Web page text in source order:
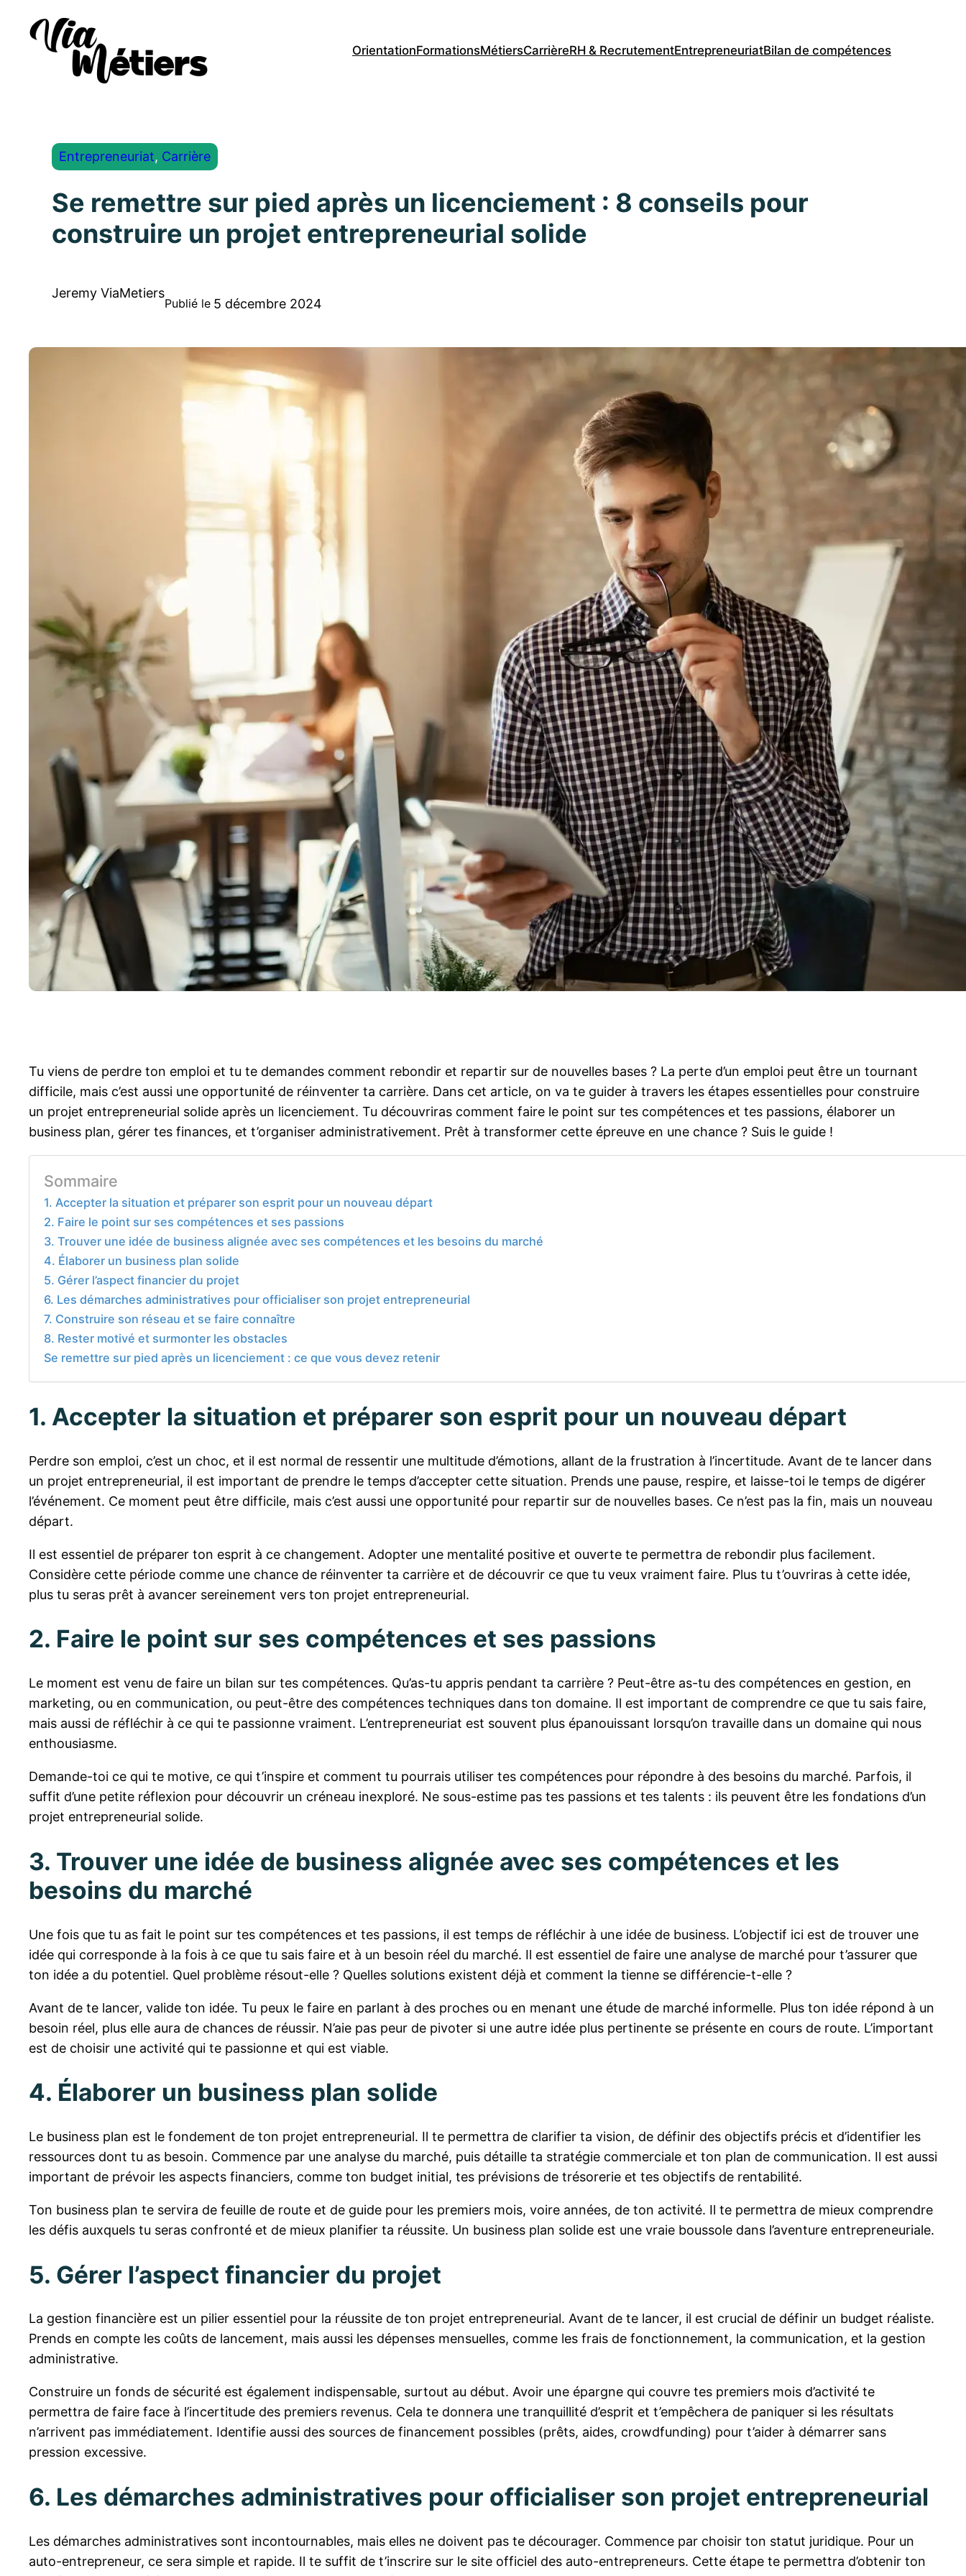
OrientationFormationsMétiersCarrièreRH & RecrutementEntrepreneuriatBilan de compétences
Entrepreneuriat, Carrière
Se remettre sur pied après un licenciement : 8 conseils pour
construire un projet entrepreneurial solide
Jeremy ViaMetiers
Publié le 5 décembre 2024
Tu viens de perdre ton emploi et tu te demandes comment rebondir et repartir sur de nouvelles bases ? La perte d’un emploi peut être un tournant
difficile, mais c’est aussi une opportunité de réinventer ta carrière. Dans cet article, on va te guider à travers les étapes essentielles pour construire
un projet entrepreneurial solide après un licenciement. Tu découvriras comment faire le point sur tes compétences et tes passions, élaborer un
business plan, gérer tes finances, et t’organiser administrativement. Prêt à transformer cette épreuve en une chance ? Suis le guide !
Sommaire
1. Accepter la situation et préparer son esprit pour un nouveau départ
2. Faire le point sur ses compétences et ses passions
3. Trouver une idée de business alignée avec ses compétences et les besoins du marché
4. Élaborer un business plan solide
5. Gérer l’aspect financier du projet
6. Les démarches administratives pour officialiser son projet entrepreneurial
7. Construire son réseau et se faire connaître
8. Rester motivé et surmonter les obstacles
Se remettre sur pied après un licenciement : ce que vous devez retenir
1. Accepter la situation et préparer son esprit pour un nouveau départ
Perdre son emploi, c’est un choc, et il est normal de ressentir une multitude d’émotions, allant de la frustration à l’incertitude. Avant de te lancer dans
un projet entrepreneurial, il est important de prendre le temps d’accepter cette situation. Prends une pause, respire, et laisse-toi le temps de digérer
l’événement. Ce moment peut être difficile, mais c’est aussi une opportunité pour repartir sur de nouvelles bases. Ce n’est pas la fin, mais un nouveau
départ.
Il est essentiel de préparer ton esprit à ce changement. Adopter une mentalité positive et ouverte te permettra de rebondir plus facilement.
Considère cette période comme une chance de réinventer ta carrière et de découvrir ce que tu veux vraiment faire. Plus tu t’ouvriras à cette idée,
plus tu seras prêt à avancer sereinement vers ton projet entrepreneurial.
2. Faire le point sur ses compétences et ses passions
Le moment est venu de faire un bilan sur tes compétences. Qu’as-tu appris pendant ta carrière ? Peut-être as-tu des compétences en gestion, en
marketing, ou en communication, ou peut-être des compétences techniques dans ton domaine. Il est important de comprendre ce que tu sais faire,
mais aussi de réfléchir à ce qui te passionne vraiment. L’entrepreneuriat est souvent plus épanouissant lorsqu’on travaille dans un domaine qui nous
enthousiasme.
Demande-toi ce qui te motive, ce qui t’inspire et comment tu pourrais utiliser tes compétences pour répondre à des besoins du marché. Parfois, il
suffit d’une petite réflexion pour découvrir un créneau inexploré. Ne sous-estime pas tes passions et tes talents : ils peuvent être les fondations d’un
projet entrepreneurial solide.
3. Trouver une idée de business alignée avec ses compétences et les
besoins du marché
Une fois que tu as fait le point sur tes compétences et tes passions, il est temps de réfléchir à une idée de business. L’objectif ici est de trouver une
idée qui corresponde à la fois à ce que tu sais faire et à un besoin réel du marché. Il est essentiel de faire une analyse de marché pour t’assurer que
ton idée a du potentiel. Quel problème résout-elle ? Quelles solutions existent déjà et comment la tienne se différencie-t-elle ?
Avant de te lancer, valide ton idée. Tu peux le faire en parlant à des proches ou en menant une étude de marché informelle. Plus ton idée répond à un
besoin réel, plus elle aura de chances de réussir. N’aie pas peur de pivoter si une autre idée plus pertinente se présente en cours de route. L’important
est de choisir une activité qui te passionne et qui est viable.
4. Élaborer un business plan solide
Le business plan est le fondement de ton projet entrepreneurial. Il te permettra de clarifier ta vision, de définir des objectifs précis et d’identifier les
ressources dont tu as besoin. Commence par une analyse du marché, puis détaille ta stratégie commerciale et ton plan de communication. Il est aussi
important de prévoir les aspects financiers, comme ton budget initial, tes prévisions de trésorerie et tes objectifs de rentabilité.
Ton business plan te servira de feuille de route et de guide pour les premiers mois, voire années, de ton activité. Il te permettra de mieux comprendre
les défis auxquels tu seras confronté et de mieux planifier ta réussite. Un business plan solide est une vraie boussole dans l’aventure entrepreneuriale.
5. Gérer l’aspect financier du projet
La gestion financière est un pilier essentiel pour la réussite de ton projet entrepreneurial. Avant de te lancer, il est crucial de définir un budget réaliste.
Prends en compte les coûts de lancement, mais aussi les dépenses mensuelles, comme les frais de fonctionnement, la communication, et la gestion
administrative.
Construire un fonds de sécurité est également indispensable, surtout au début. Avoir une épargne qui couvre tes premiers mois d’activité te
permettra de faire face à l’incertitude des premiers revenus. Cela te donnera une tranquillité d’esprit et t’empêchera de paniquer si les résultats
n’arrivent pas immédiatement. Identifie aussi des sources de financement possibles (prêts, aides, crowdfunding) pour t’aider à démarrer sans
pression excessive.
6. Les démarches administratives pour officialiser son projet entrepreneurial
Les démarches administratives sont incontournables, mais elles ne doivent pas te décourager. Commence par choisir ton statut juridique. Pour un
auto-entrepreneur, ce sera simple et rapide. Il te suffit de t’inscrire sur le site officiel des auto-entrepreneurs. Cette étape te permettra d’obtenir ton